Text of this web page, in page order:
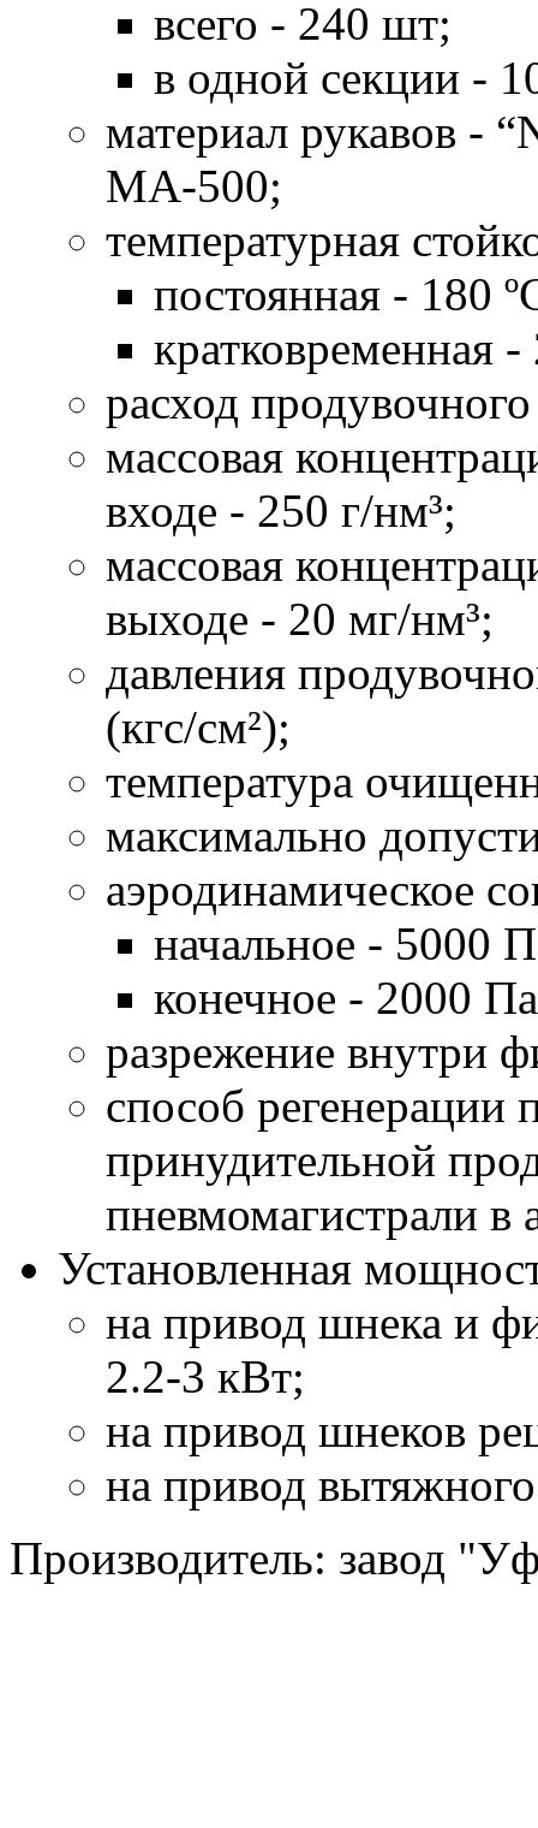
всего - 240 шт;
в одной секции -
материал рукавов -
МА-500;
температурная
постоянная - 180
кратковременная -
расход
массовая
входе - 250 г/нм³;
массовая
выходе - 20 мг/нм³;
давления
(кгс/см²);
температура
максимально
аэродинамическое
начальное - 5000
конечное - 2000
разрежение внутри
способ регенерации
принудительной
пневмомагистрали в
Установленная
на привод шнека и
2.2-3 кВт;
на привод шнеков
на привод
Производитель: завод